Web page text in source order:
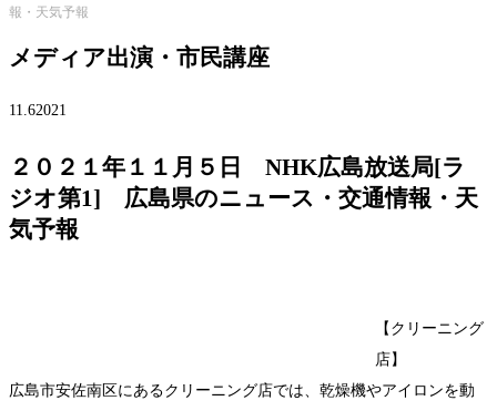
報・天気予報
メディア出演・市民講座
11.62021
２０２１年１１月５日 NHK広島放送局[ラ
ジオ第1] 広島県のニュース・交通情報・天
気予報
【クリーニング
店】
広島市安佐南区にあるクリーニング店では、乾燥機やアイロンを動